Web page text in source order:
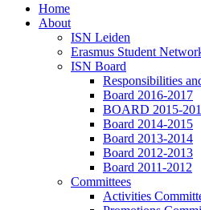
Home
About
ISN Leiden
Erasmus Student
ISN Board
Responsibilities
Board 2016-2017
BOARD 2015-
Board 2014-2015
Board 2013-2014
Board 2012-2013
Board 2011-2012
Committees
Activities